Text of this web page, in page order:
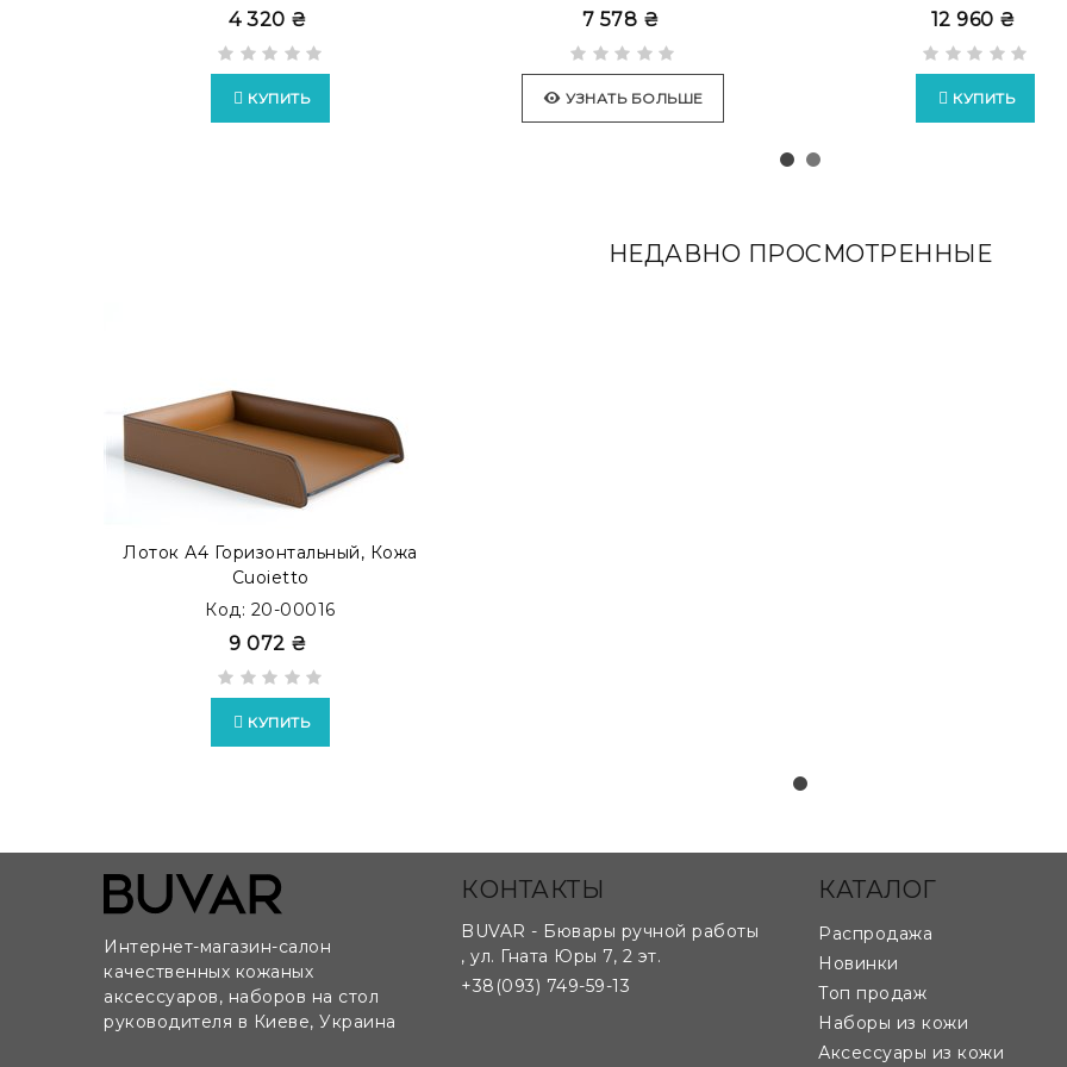
4 320 ₴
КУПИТЬ
7 578 ₴
УЗНАТЬ БОЛЬШЕ
12 960 ₴
КУПИТЬ
НЕДАВНО ПРОСМОТРЕННЫЕ
Лоток А4 Горизонтальный, Кожа
Cuoietto
Код: 20-00016
9 072 ₴
КУПИТЬ
Интернет-магазин-салон
качественных кожаных
аксессуаров, наборов на стол
руководителя в Киеве, Украина
КОНТАКТЫ
BUVAR - Бювары ручной работы
, ул. Гната Юры 7, 2 эт.
+38(093) 749-59-13
КАТАЛОГ
Распродажа
Новинки
Топ продаж
Наборы из кожи
Аксессуары из кожи